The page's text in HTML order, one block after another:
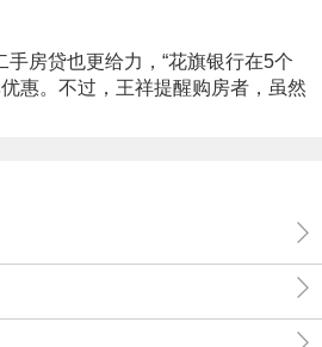
房贷也更给力，“花旗银行在5个
惠。不过，王祥提醒购房者，虽然